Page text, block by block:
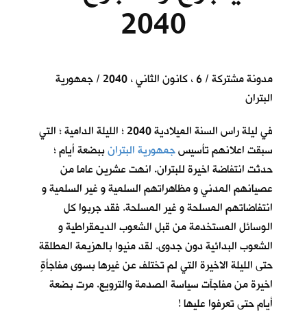
2040
مدونة مشتركة / 6 ، كانون الثاني ، 2040 / جمهورية
البتران
في ليلة راس السنة الميلادية 2040 ؛ الليلة الدامية ؛ التي
سبقت اعلانهم تأسيسجمهورية البترانببضعة أيام ؛
حدثت انتفاضة اخيرة للبتران. انهت عشرين عاما من
عصيانهم المدني و مظاهراتهم السلمية و غير السلمية و
انتفاضاتهم المسلحة و غير المسلحة. فقد جربوا كل
الوسائل المستخدمة من قبل الشعوب الديمقراطية و
الشعوب البدائية دون جدوى. لقد منيوا بالهزيمة المطلقة
حتى الليلة الاخيرة التي لم تختلف عن غيرها بسوى مفاجأةٍ
اخيرة من مفاجآت سياسة الصدمة والترويع. مرت بضعة
أيام حتى تعرفوا عليها !